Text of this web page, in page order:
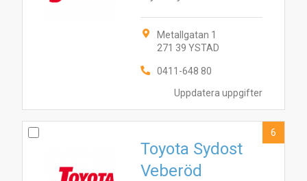
Uppdatera uppgifter
Metallgatan 1
271 39 YSTAD
0411-648 80
Toyota Sydost
Veberöd
6